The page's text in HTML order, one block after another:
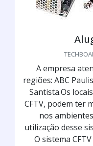
A empresa
regiões: ABC
Santista.Os
CFTV, podem ter
nos
utilização desse
O sistema